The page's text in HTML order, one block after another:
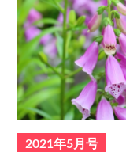
2021年5月号